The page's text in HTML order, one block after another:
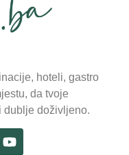
hoteli, gastro
da tvoje
dublje doživljeno.